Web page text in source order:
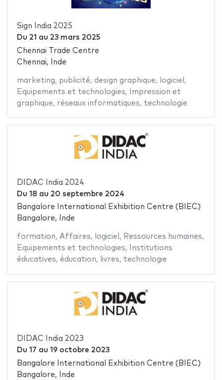
Sign India 2025
Du 21 au 23 mars 2025
Chennai Trade Centre
Chennai, Inde
marketing, publicité, design graphique, logiciel ,
Equipements et technologies,
Impression et
graphique, réseaux informatiques, technologie
DIDAC India 2024
Du 18 au 20 septembre 2024
Bangalore International Exhibition Centre (BIEC)
Bangalore, Inde
formation, Affaires, logiciel , Ressources humaines,
Equipements et technologies,
Institutions
éducatives, éducation, livres, technologie
DIDAC India 2023
Du 17 au 19 octobre 2023
Bangalore International Exhibition Centre (BIEC)
Bangalore, Inde